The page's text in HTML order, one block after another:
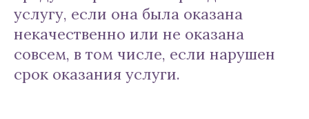
услугу, если она была оказана
некачественно или не оказана
совсем, в том числе, если нарушен
срок оказания услуги.